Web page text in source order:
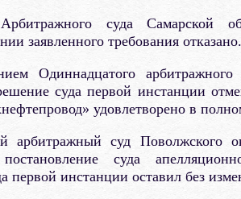
суда Самарской
заявленного требования отказано.
Одиннадцатого
суда первой инстанции
удовлетворено в
арбитражный суд Поволжского
суда
первой инстанции оставил без